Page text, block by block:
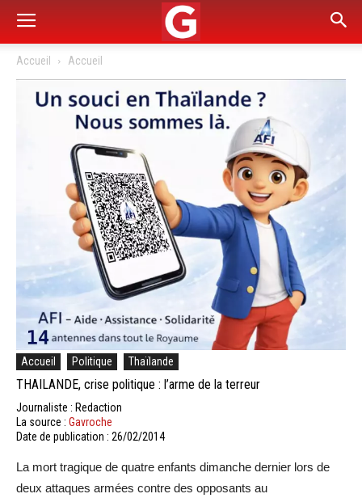
Accueil Accueil
Accueil Politique Thaïlande
THAILANDE, crise politique : l’arme de la terreur
Journaliste : Redaction
La source : Gavroche
Date de publication : 26/02/2014
La mort tragique de quatre enfants dimanche dernier lors de
deux attaques armées contre des opposants au